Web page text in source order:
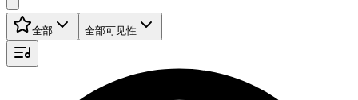
全部 全部可见性